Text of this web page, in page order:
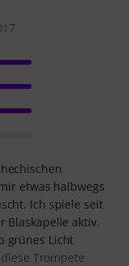
etwas halbwegs
Ich spiele seit
Blaskapelle aktiv.
grünes Licht
Trompete